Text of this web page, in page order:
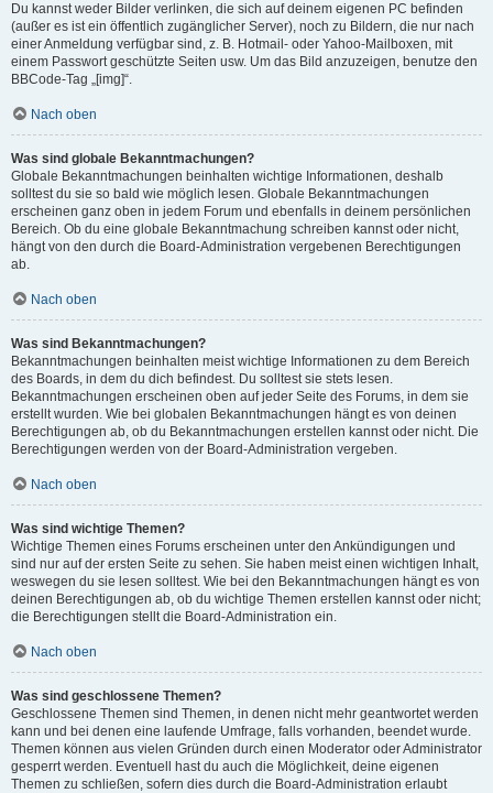
Du kannst weder Bilder verlinken, die sich auf deinem eigenen PC befinden
(außer es ist ein öffentlich zugänglicher Server), noch zu Bildern, die nur nach
einer Anmeldung verfügbar sind, z. B. Hotmail- oder Yahoo-Mailboxen, mit
einem Passwort geschützte Seiten usw. Um das Bild anzuzeigen, benutze den
BBCode-Tag „[img]“.
Nach oben
Was sind globale Bekanntmachungen?
Globale Bekanntmachungen beinhalten wichtige Informationen, deshalb
solltest du sie so bald wie möglich lesen. Globale Bekanntmachungen
erscheinen ganz oben in jedem Forum und ebenfalls in deinem persönlichen
Bereich. Ob du eine globale Bekanntmachung schreiben kannst oder nicht,
hängt von den durch die Board-Administration vergebenen Berechtigungen
ab.
Nach oben
Was sind Bekanntmachungen?
Bekanntmachungen beinhalten meist wichtige Informationen zu dem Bereich
des Boards, in dem du dich befindest. Du solltest sie stets lesen.
Bekanntmachungen erscheinen oben auf jeder Seite des Forums, in dem sie
erstellt wurden. Wie bei globalen Bekanntmachungen hängt es von deinen
Berechtigungen ab, ob du Bekanntmachungen erstellen kannst oder nicht. Die
Berechtigungen werden von der Board-Administration vergeben.
Nach oben
Was sind wichtige Themen?
Wichtige Themen eines Forums erscheinen unter den Ankündigungen und
sind nur auf der ersten Seite zu sehen. Sie haben meist einen wichtigen Inhalt,
weswegen du sie lesen solltest. Wie bei den Bekanntmachungen hängt es von
deinen Berechtigungen ab, ob du wichtige Themen erstellen kannst oder nicht;
die Berechtigungen stellt die Board-Administration ein.
Nach oben
Was sind geschlossene Themen?
Geschlossene Themen sind Themen, in denen nicht mehr geantwortet werden
kann und bei denen eine laufende Umfrage, falls vorhanden, beendet wurde.
Themen können aus vielen Gründen durch einen Moderator oder Administrator
gesperrt werden. Eventuell hast du auch die Möglichkeit, deine eigenen
Themen zu schließen, sofern dies durch die Board-Administration erlaubt